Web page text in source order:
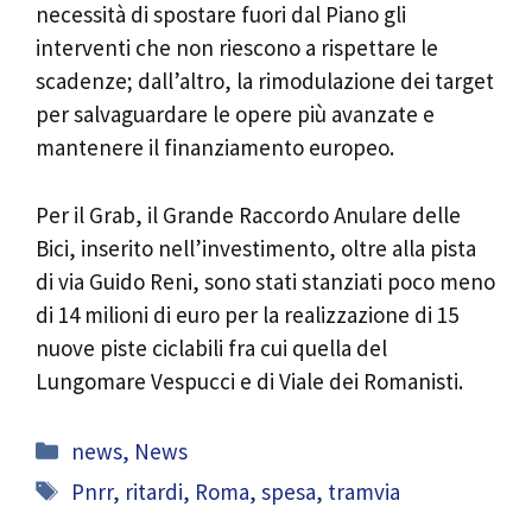
necessità di spostare fuori dal Piano gli
interventi che non riescono a rispettare le
scadenze; dall’altro, la rimodulazione dei target
per salvaguardare le opere più avanzate e
mantenere il finanziamento europeo.
Per il Grab, il Grande Raccordo Anulare delle
Bici, inserito nell’investimento, oltre alla pista
di via Guido Reni, sono stati stanziati poco meno
di 14 milioni di euro per la realizzazione di 15
nuove piste ciclabili fra cui quella del
Lungomare Vespucci e di Viale dei Romanisti.
Categorie
news, News
Tag
Pnrr, ritardi, Roma,spesa, tramvia